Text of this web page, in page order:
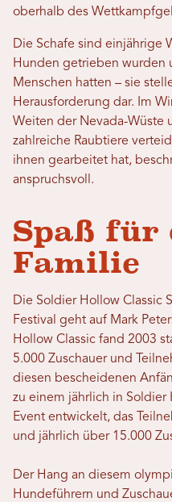
oberhalb des
Die Schafe sind einjährige
Hunden getrieben wurden
Menschen hatten – sie
Herausforderung dar. Im
Weiten der Nevada-Wüste
zahlreiche Raubtiere
ihnen gearbeitet hat,
anspruchsvoll.
Spaß für
Familie
Die Soldier Hollow Classic
Festival geht auf Mark
Hollow Classic fand 2003
5.000 Zuschauer und
diesen bescheidenen
zu einem jährlich in
Event entwickelt, das
und jährlich über 15.000
Der Hang an diesem
Hundeführern und